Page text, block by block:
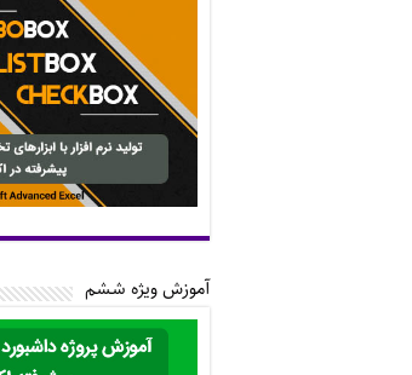
آموزش ویژه ششم